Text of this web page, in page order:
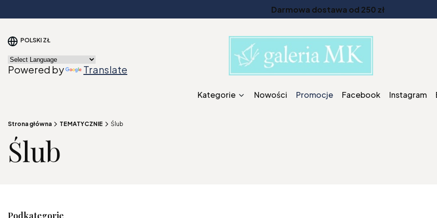
Darmowa dostawa od 250 zł
POLSKI ZŁ
Powered by Translate
Kategorie Nowości Promocje Facebook Instagram
Strona główna TEMATYCZNIE Ślub
Ślub